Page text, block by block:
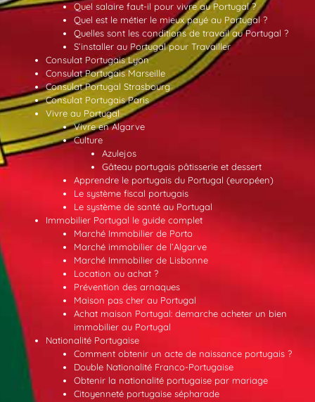
Quel salaire faut-il pour vivre au Portugal ?
Quel est le métier le mieux payé au Portugal ?
Quelles sont les conditions de travail au Portugal ?
S’installer au Portugal pour Travailler
Consulat Portugais Lyon
Consulat Portugais Marseille
Consulat Portugal Strasbourg
Consulat Portugais Paris
Vivre au Portugal
Vivre en Algarve
Culture
Azulejos
Gâteau portugais pâtisserie et dessert
Apprendre le portugais du Portugal (européen)
Le système fiscal portugais
Le système de santé au Portugal
Immobilier Portugal le guide complet
Marché Immobilier de Porto
Marché immobilier de l’Algarve
Marché Immobilier de Lisbonne
Location ou achat ?
Prévention des arnaques
Maison pas cher au Portugal
Achat maison Portugal: demarche acheter un bien
immobilier au Portugal
Nationalité Portugaise
Comment obtenir un acte de naissance portugais ?
Double Nationalité Franco-Portugaise
Obtenir la nationalité portugaise par mariage
Citoyenneté portugaise sépharade